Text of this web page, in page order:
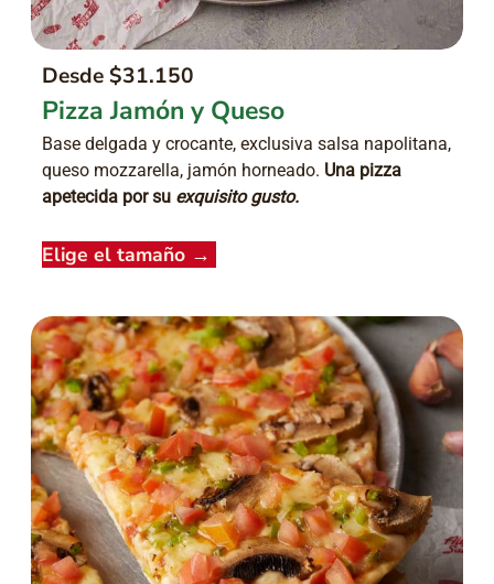
Desde $31.150
Pizza Jamón y Queso
Base delgada y crocante, exclusiva salsa napolitana,
queso mozzarella, jamón horneado. Una pizza
apetecida por su exquisito gusto.
Elige el tamaño →